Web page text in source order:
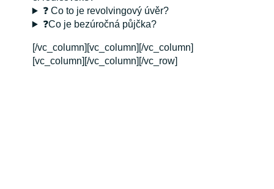
❓ Co to je revolvingový úvěr?
❓Co je bezúročná půjčka?
[/vc_column][vc_column][/vc_column]
[vc_column][/vc_column][/vc_row]